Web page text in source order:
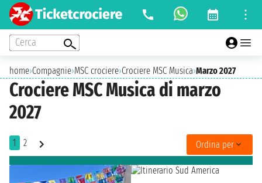
Cerca
home›Compagnie›MSC crociere›Crociere MSC Musica›Marzo 2027
Crociere MSC Musica di marzo
2027
1 2 Ordina per